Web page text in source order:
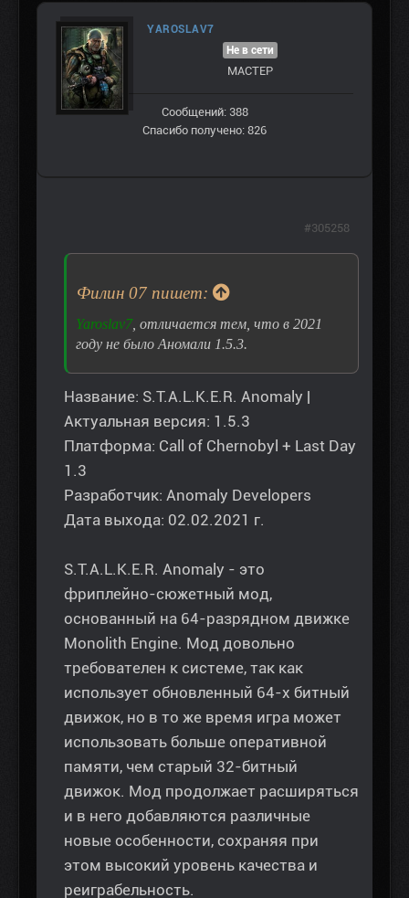
YAROSLAV7
Не в сети
МАСТЕР
Сообщений: 388
Спасибо получено: 826
Филин 07 пишет:
Yaroslav7, отличается тем, что в 2021
году не было Аномали 1.5.3.
Название: S.T.A.L.K.E.R. Anomaly |
Актуальная версия: 1.5.3
Платформа: Call of Chernobyl + Last Day
1.3
Разработчик: Anomaly Developers
Дата выхода: 02.02.2021 г.
S.T.A.L.K.E.R. Anomaly - это
фриплейно-сюжетный мод,
основанный на 64-разрядном движке
Monolith Engine. Мод довольно
требователен к системе, так как
использует обновленный 64-х битный
движок, но в то же время игра может
использовать больше оперативной
памяти, чем старый 32-битный
движок. Мод продолжает расширяться
и в него добавляются различные
новые особенности, сохраняя при
этом высокий уровень качества и
реиграбельность.
#305258